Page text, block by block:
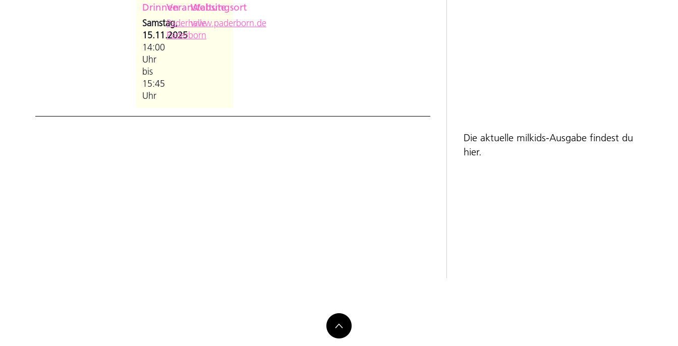
Drinnen
Samstag,
15.11.2025
14:00
Uhr
bis
15:45
Uhr
Veranstaltungsort
Paderhalle
Paderborn
Website
www.paderborn.de
Die aktuelle milkids-Ausgabe findest du
hier.